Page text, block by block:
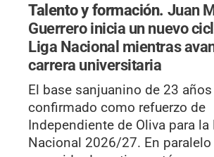
Talento y formación. Juan
Guerrero inicia un nuevo
Liga Nacional mientras
carrera universitaria
El base sanjuanino de 23
confirmado como refuerzo de
Independiente de Oliva para la
Nacional 2026/27. En paralelo